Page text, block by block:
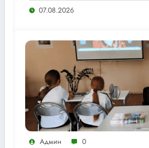
07.08.2026
Админ 0